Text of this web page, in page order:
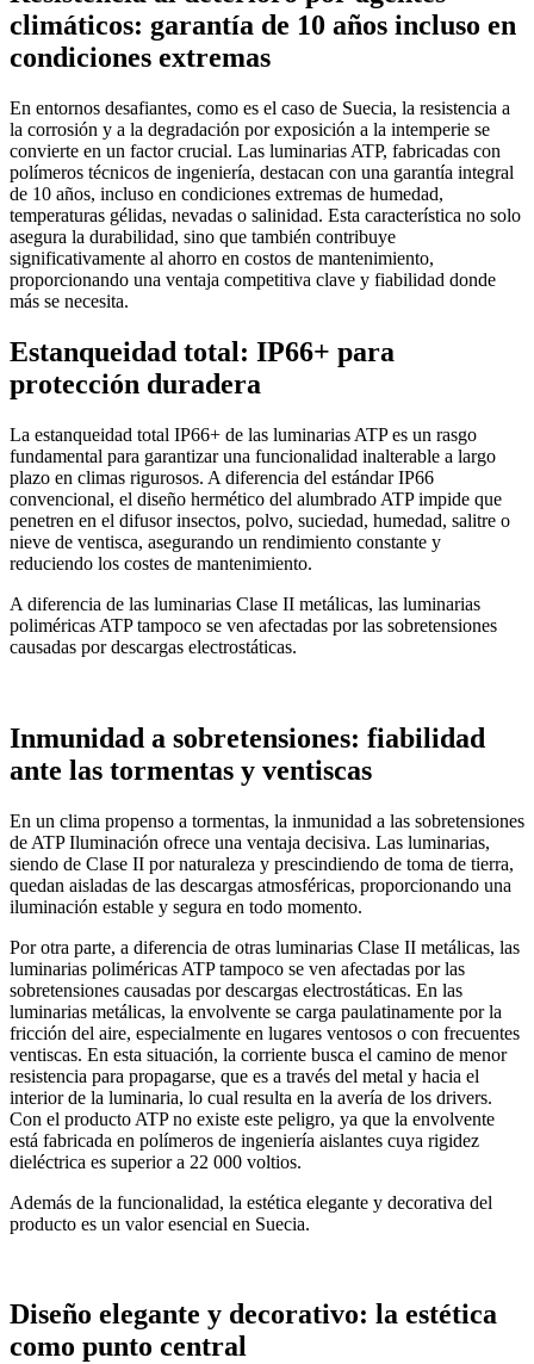
climáticos: garantía de 10 años incluso en
condiciones extremas
En entornos desafiantes, como es el caso de Suecia, la resistencia a
la corrosión y a la degradación por exposición a la intemperie se
convierte en un factor crucial. Las luminarias ATP, fabricadas con
polímeros técnicos de ingeniería, destacan con una garantía integral
de 10 años, incluso en condiciones extremas de humedad,
temperaturas gélidas, nevadas o salinidad. Esta característica no solo
asegura la durabilidad, sino que también contribuye
significativamente al ahorro en costos de mantenimiento,
proporcionando una ventaja competitiva clave y fiabilidad donde
más se necesita.
Estanqueidad total: IP66+ para
protección duradera
La estanqueidad total IP66+ de las luminarias ATP es un rasgo
fundamental para garantizar una funcionalidad inalterable a largo
plazo en climas rigurosos. A diferencia del estándar IP66
convencional, el diseño hermético del alumbrado ATP impide que
penetren en el difusor insectos, polvo, suciedad, humedad, salitre o
nieve de ventisca, asegurando un rendimiento constante y
reduciendo los costes de mantenimiento.
A diferencia de las luminarias Clase II metálicas, las luminarias
poliméricas ATP tampoco se ven afectadas por las sobretensiones
causadas por descargas electrostáticas.
Inmunidad a sobretensiones: fiabilidad
ante las tormentas y ventiscas
En un clima propenso a tormentas, la inmunidad a las sobretensiones
de ATP Iluminación ofrece una ventaja decisiva. Las luminarias,
siendo de Clase II por naturaleza y prescindiendo de toma de tierra,
quedan aisladas de las descargas atmosféricas, proporcionando una
iluminación estable y segura en todo momento.
Por otra parte, a diferencia de otras luminarias Clase II metálicas, las
luminarias poliméricas ATP tampoco se ven afectadas por las
sobretensiones causadas por descargas electrostáticas. En las
luminarias metálicas, la envolvente se carga paulatinamente por la
fricción del aire, especialmente en lugares ventosos o con frecuentes
ventiscas. En esta situación, la corriente busca el camino de menor
resistencia para propagarse, que es a través del metal y hacia el
interior de la luminaria, lo cual resulta en la avería de los drivers.
Con el producto ATP no existe este peligro, ya que la envolvente
está fabricada en polímeros de ingeniería aislantes cuya rigidez
dieléctrica es superior a 22 000 voltios.
Además de la funcionalidad, la estética elegante y decorativa del
producto es un valor esencial en Suecia.
Diseño elegante y decorativo: la estética
como punto central